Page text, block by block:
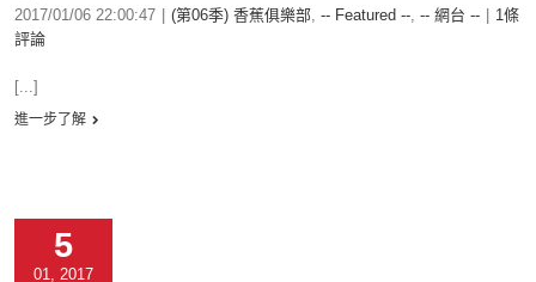
2017/01/06 22:00:47 (第06季) 香蕉俱樂部, -- Featured --, -- 網台 --
1條
評論
[...]
進一步了解
5
01, 2017